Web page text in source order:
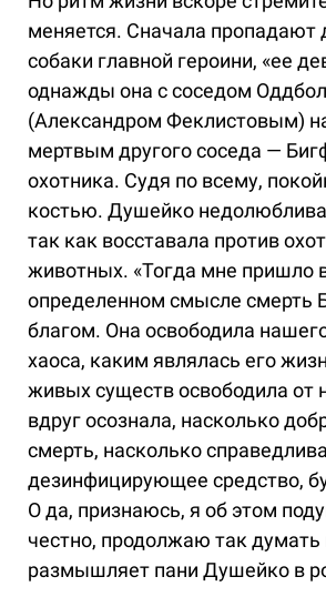
меняется. Сначала
собаки главной героини, «ее
однажды она с соседом
(Александром Феклистовым)
мертвым другого соседа —
охотника. Судя по всему,
костью. Душейко
так как восставала против
животных. «Тогда мне пришло
определенном смысле смерть
благом. Она освободила
хаоса, каким являлась его
живых существ освободила от
вдруг осознала, насколько
смерть, насколько
дезинфицирующее средство,
О да, признаюсь, я об этом
честно, продолжаю так
размышляет пани Душейко в